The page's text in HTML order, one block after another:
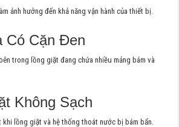
ảnh hưởng đến khả năng vận hành của thiết bị.
Có Cặn Đen
trong lồng giặt đang chứa nhiều mảng bám và
Không Sạch
lồng giặt và hệ thống thoát nước bị bám bẩn.